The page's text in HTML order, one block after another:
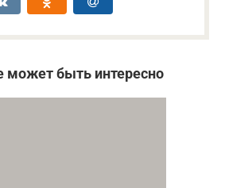
может быть интересно